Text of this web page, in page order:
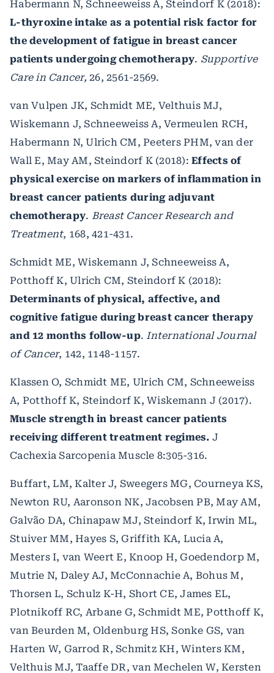
Habermann N, Schneeweiss A, Steindorf K (2018):
L-thyroxine intake as a potential risk factor for
the development of fatigue in breast cancer
patients undergoing chemotherapy. Supportive
Care in Cancer, 26, 2561-2569.
van Vulpen JK, Schmidt ME, Velthuis MJ,
Wiskemann J, Schneeweiss A, Vermeulen RCH,
Habermann N, Ulrich CM, Peeters PHM, van der
Wall E, May AM, Steindorf K (2018): Effects of
physical exercise on markers of inflammation in
breast cancer patients during adjuvant
chemotherapy. Breast Cancer Research and
Treatment, 168, 421-431.
Schmidt ME, Wiskemann J, Schneeweiss A,
Potthoff K, Ulrich CM, Steindorf K (2018):
Determinants of physical, affective, and
cognitive fatigue during breast cancer therapy
and 12 months follow-up. International Journal
of Cancer, 142, 1148-1157.
Klassen O, Schmidt ME, Ulrich CM, Schneeweiss
A, Potthoff K, Steindorf K, Wiskemann J (2017).
Muscle strength in breast cancer patients
receiving different treatment regimes. J
Cachexia Sarcopenia Muscle 8:305-316.
Buffart, LM, Kalter J, Sweegers MG, Courneya KS,
Newton RU, Aaronson NK, Jacobsen PB, May AM,
Galvão DA, Chinapaw MJ, Steindorf K, Irwin ML,
Stuiver MM, Hayes S, Griffith KA, Lucia A,
Mesters I, van Weert E, Knoop H, Goedendorp M,
Mutrie N, Daley AJ, McConnachie A, Bohus M,
Thorsen L, Schulz K-H, Short CE, James EL,
Plotnikoff RC, Arbane G, Schmidt ME, Potthoff K,
van Beurden M, Oldenburg HS, Sonke GS, van
Harten W, Garrod R, Schmitz KH, Winters KM,
Velthuis MJ, Taaffe DR, van Mechelen W, Kersten